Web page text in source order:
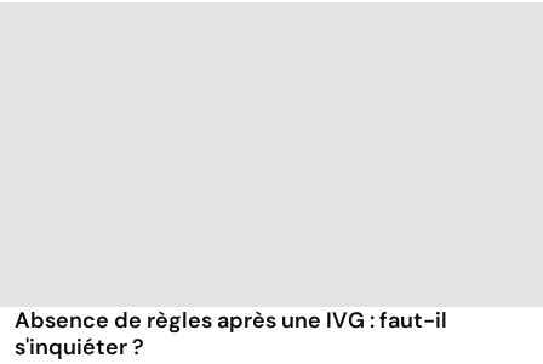
Absence de règles après une IVG : faut-il
s'inquiéter ?